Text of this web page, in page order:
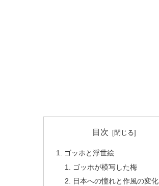
目次
ゴッホと浮世絵
ゴッホが模写した梅
日本への憧れと作風の変化